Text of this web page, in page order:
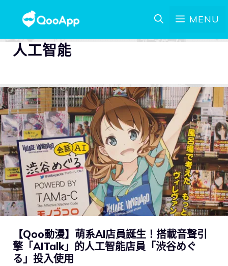
MENU
人工智能
【Qoo動漫】萌系AI店員誕生！搭載音聲引
擎「AITalk」的人工智能店員「渋谷めぐ
る」投入使用